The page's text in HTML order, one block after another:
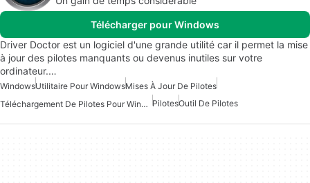
Télécharger pour Windows
Driver Doctor est un logiciel d'une grande utilité car il permet la mise
à jour des pilotes manquants ou devenus inutiles sur votre
ordinateur.…
WindowsUtilitaire Pour WindowsMises À Jour De Pilotes
Téléchargement De Pilotes Pour Windows PilotesOutil De Pilotes